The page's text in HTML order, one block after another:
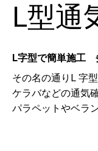
L型通
L字型で簡単施工
その名の通りL 字
ケラバなどの通気
パラペットやベラ